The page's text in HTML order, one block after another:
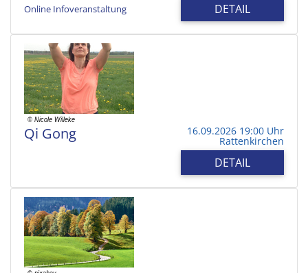
Online Infoveranstaltung DETAIL
Qi Gong 16.09.2026 19:00 Uhr
Rattenkirchen
DETAIL